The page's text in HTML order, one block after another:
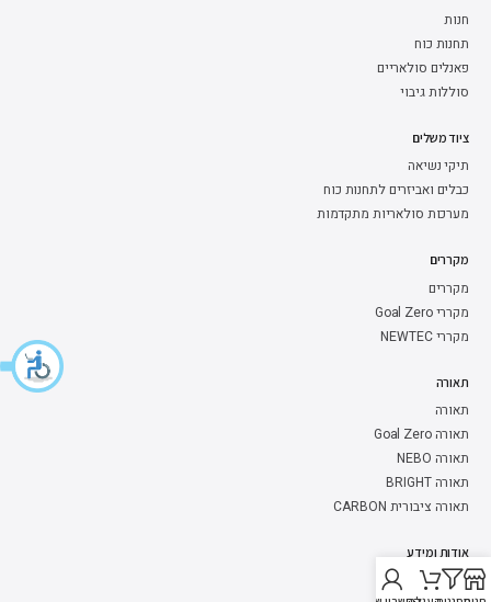
חנות
תחנות כוח
פאנלים סולאריים
סוללות גיבוי
ציוד משלים
תיקי נשיאה
כבלים ואביזרים לתחנות כוח
מערכות סולאריות מתקדמות
מקררים
מקררים
מקררי Goal Zero
מקררי NEWTEC
תאורה
תאורה
תאורה Goal Zero
תאורה NEBO
תאורה BRIGHT
תאורה ציבורית CARBON
אודות ומידע
עמוד הבית